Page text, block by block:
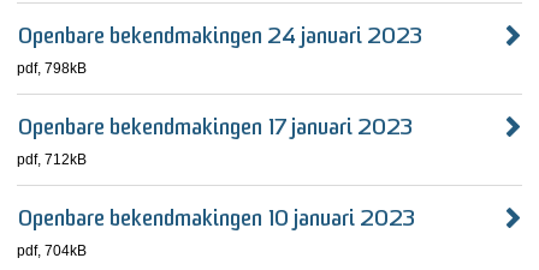
Openbare bekendmakingen 24 januari 2023
pdf, 798kB
Openbare bekendmakingen 17 januari 2023
pdf, 712kB
Openbare bekendmakingen 10 januari 2023
pdf, 704kB